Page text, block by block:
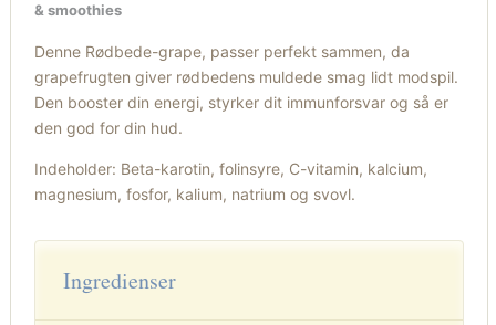
& smoothies
Denne Rødbede-grape, passer perfekt sammen, da
grapefrugten giver rødbedens muldede smag lidt modspil.
Den booster din energi, styrker dit immunforsvar og så er
den god for din hud.
Indeholder: Beta-karotin, folinsyre, C-vitamin, kalcium,
magnesium, fosfor, kalium, natrium og svovl.
Ingredienser